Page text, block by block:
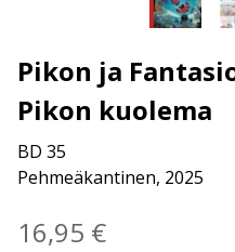
Pikon ja
Pikon kuolema
BD 35
Pehmeäkantinen, 2025
16,95 €